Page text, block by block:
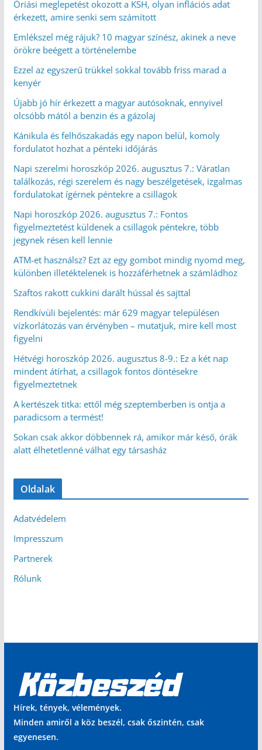
Óriási meglepetést okozott a KSH, olyan inflációs adat
érkezett, amire senki sem számított
Emlékszel még rájuk? 10 magyar színész, akinek a neve
örökre beégett a történelembe
Ezzel az egyszerű trükkel sokkal tovább friss marad a
kenyér
Újabb jó hír érkezett a magyar autósoknak, ennyivel
olcsóbb mától a benzin és a gázolaj
Kánikula és felhőszakadás egy napon belül, komoly
fordulatot hozhat a pénteki időjárás
Napi szerelmi horoszkóp 2026. augusztus 7.: Váratlan
találkozás, régi szerelem és nagy beszélgetések, izgalmas
fordulatokat ígérnek péntekre a csillagok
Napi horoszkóp 2026. augusztus 7.: Fontos
figyelmeztetést küldenek a csillagok péntekre, több
jegynek résen kell lennie
ATM-et használsz? Ezt az egy gombot mindig nyomd meg,
különben illetéktelenek is hozzáférhetnek a számládhoz
Szaftos rakott cukkini darált hússal és sajttal
Rendkívüli bejelentés: már 629 magyar településen
vízkorlátozás van érvényben – mutatjuk, mire kell most
figyelni
Hétvégi horoszkóp 2026. augusztus 8-9.: Ez a két nap
mindent átírhat, a csillagok fontos döntésekre
figyelmeztetnek
A kertészek titka: ettől még szeptemberben is ontja a
paradicsom a termést!
Sokan csak akkor döbbennek rá, amikor már késő, órák
alatt élhetetlenné válhat egy társasház
Oldalak
Adatvédelem
Impresszum
Partnerek
Rólunk
Hírek, tények, vélemények.
Minden amiről a köz beszél, csak őszintén, csak
egyenesen.